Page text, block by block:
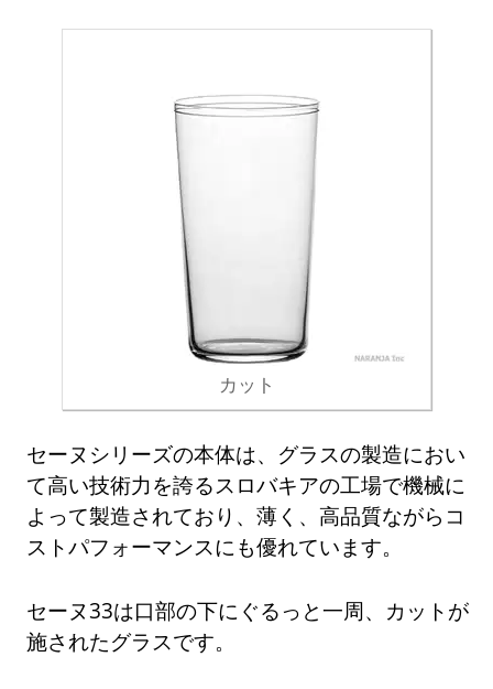
カット
セーヌシリーズの本体は、グラスの製造におい
て高い技術力を誇るスロバキアの工場で機械に
よって製造されており、薄く、高品質ながらコ
ストパフォーマンスにも優れています。
セーヌ33は口部の下にぐるっと一周、カットが
施されたグラスです。